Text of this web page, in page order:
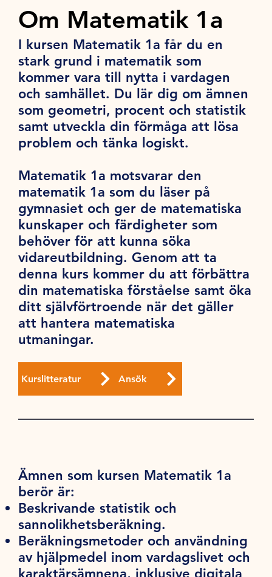
Om Matematik 1a
I kursen Matematik 1a får du en
stark grund i matematik som
kommer vara till nytta i vardagen
och samhället. Du lär dig om ämnen
som geometri, procent och statistik
samt utveckla din förmåga att lösa
problem och tänka logiskt.
Matematik 1a motsvarar den
matematik 1a som du läser på
gymnasiet och ger de matematiska
kunskaper och färdigheter som
behöver för att kunna söka
vidareutbildning. Genom att ta
denna kurs kommer du att förbättra
din matematiska förståelse samt öka
ditt självförtroende när det gäller
att hantera matematiska
utmaningar.
Kurslitteratur Ansök
Ämnen som kursen Matematik 1a
berör är:
Beskrivande statistik och
sannolikhetsberäkning.
Beräkningsmetoder och användning
av hjälpmedel inom vardagslivet och
karaktärsämnena, inklusive digitala